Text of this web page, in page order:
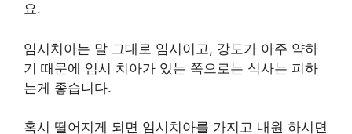
요.
임시치아는 말 그대로 임시이고, 강도가 아주 약하
기 때문에 임시 치아가 있는 쪽으로는 식사는 피하
는게 좋습니다.
혹시 떨어지게 되면 임시치아를 가지고 내원 하시면